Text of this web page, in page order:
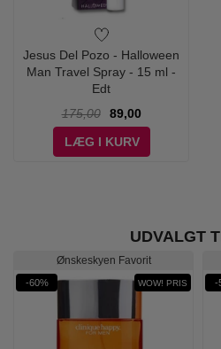
Jesus Del Pozo - Halloween
Man Travel Spray - 15 ml -
Edt
175,00
89,00
LÆG I KURV
UDVALGT
Ønskeskyen Favorit
-60% WOW! PRIS -